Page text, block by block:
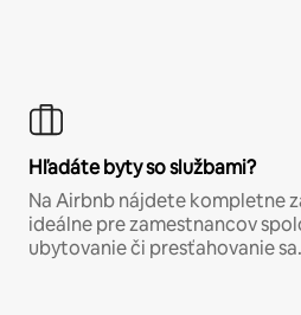
Hľadáte byty so službami?
Na Airbnb nájdete kompletne
ideálne pre zamestnancov
ubytovanie či presťahovanie sa.